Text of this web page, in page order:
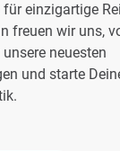
einzigartige
freuen wir uns,
neuesten
und starte